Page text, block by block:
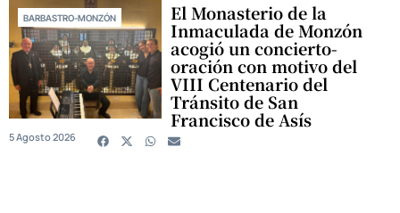
BARBASTRO-MONZÓN El Monasterio de la
Inmaculada de Monzón
acogió un concierto-
oración con motivo del
VIII Centenario del
Tránsito de San
Francisco de Asís
5 Agosto 2026